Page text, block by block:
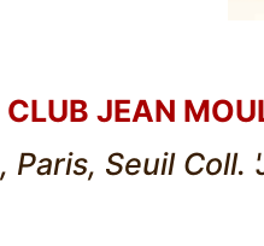
CLUB JEAN
, Paris, Seuil Coll.